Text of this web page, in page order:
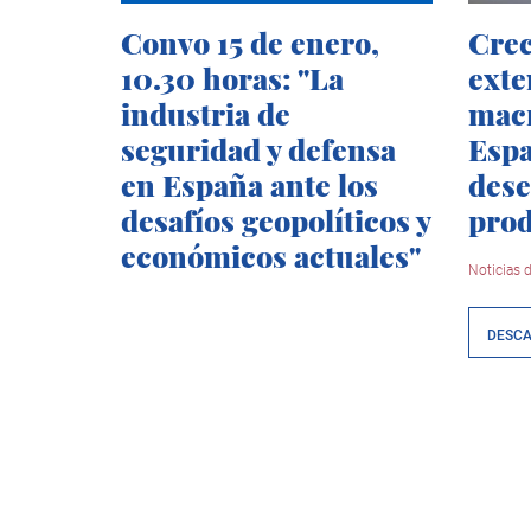
Convo 15 de enero,
10.30 horas: "La
industria de
seguridad y defensa
en España ante los
desafíos geopolíticos y
económicos actuales"
Noticias